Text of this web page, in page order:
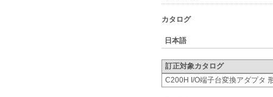
カタログ
日本語
訂正対象カタログ
C200H I/O端子台変換アダプタ